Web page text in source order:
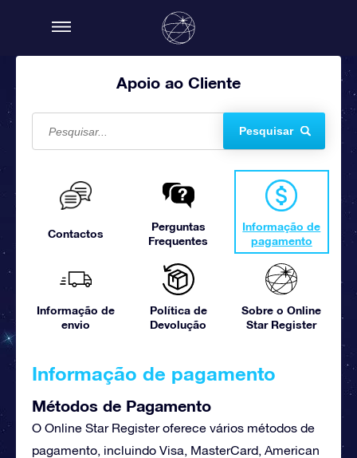
Apoio ao Cliente
Pesquisar
Contactos
Perguntas
Frequentes
Informação de
pagamento
Informação de
envio
Política de
Devolução
Sobre o Online
Star Register
Informação de pagamento
Métodos de Pagamento
O Online Star Register oferece vários métodos de
pagamento, incluindo Visa, MasterCard, American